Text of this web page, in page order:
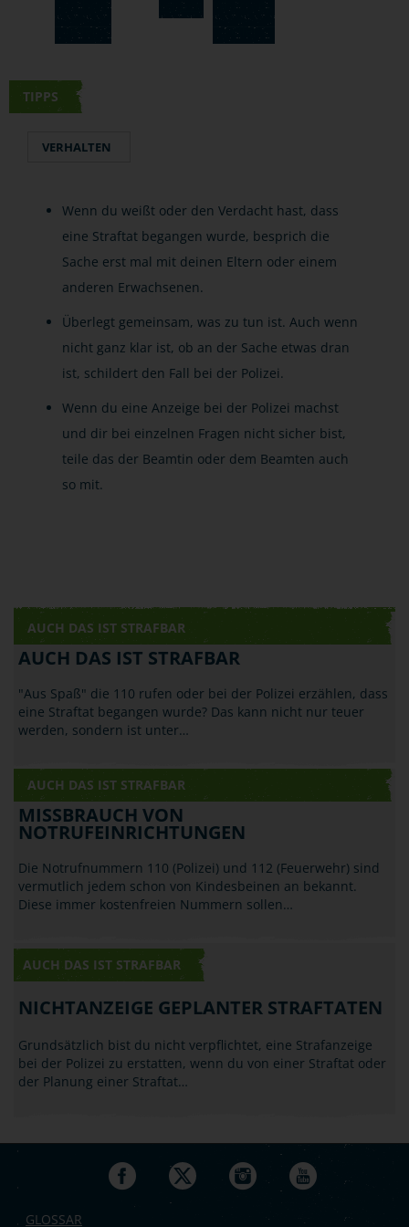
TIPPS
VERHALTEN
Wenn du weißt oder den Verdacht hast, dass
eine Straftat begangen wurde, besprich die
Sache erst mal mit deinen Eltern oder einem
anderen Erwachsenen.
Überlegt gemeinsam, was zu tun ist. Auch wenn
nicht ganz klar ist, ob an der Sache etwas dran
ist, schildert den Fall bei der Polizei.
Wenn du eine Anzeige bei der Polizei machst
und dir bei einzelnen Fragen nicht sicher bist,
teile das der Beamtin oder dem Beamten auch
so mit.
AUCH DAS IST STRAFBAR
AUCH DAS IST STRAFBAR
"Aus Spaß" die 110 rufen oder bei der Polizei erzählen, dass
eine Straftat begangen wurde? Das kann nicht nur teuer
werden, sondern ist unter…
AUCH DAS IST STRAFBAR
MISSBRAUCH VON
NOTRUFEINRICHTUNGEN
Die Notrufnummern 110 (Polizei) und 112 (Feuerwehr) sind
vermutlich jedem schon von Kindesbeinen an bekannt.
Diese immer kostenfreien Nummern sollen…
AUCH DAS IST STRAFBAR
NICHTANZEIGE GEPLANTER STRAFTATEN
Grundsätzlich bist du nicht verpflichtet, eine Strafanzeige
bei der Polizei zu erstatten, wenn du von einer Straftat oder
der Planung einer Straftat…
GLOSSAR